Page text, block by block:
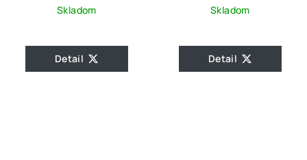
Skladom
Detail
Skladom
Detail